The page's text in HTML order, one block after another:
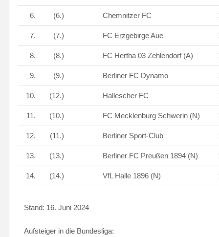
6. (6.) Chemnitzer FC
7. (7.) FC Erzgebirge Aue
8. (8.) FC Hertha 03 Zehlendorf (A)
9. (9.) Berliner FC Dynamo
10. (12.) Hallescher FC
11. (10.) FC Mecklenburg Schwerin (N)
12. (11.) Berliner Sport-Club
13. (13.) Berliner FC Preußen 1894 (N)
14. (14.) VfL Halle 1896 (N)
Stand: 16. Juni 2024
Aufsteiger in die Bundesliga: